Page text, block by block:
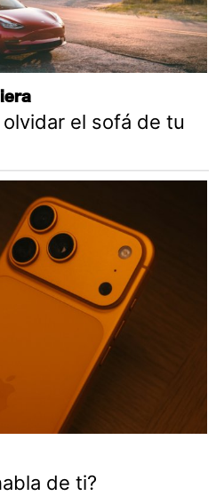
el sofá de tu
de ti?